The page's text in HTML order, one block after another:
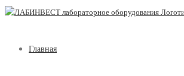
Главная